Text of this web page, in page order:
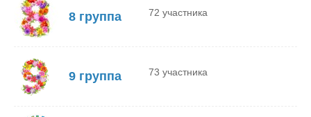
8 группа 72 участника
9 группа 73 участника